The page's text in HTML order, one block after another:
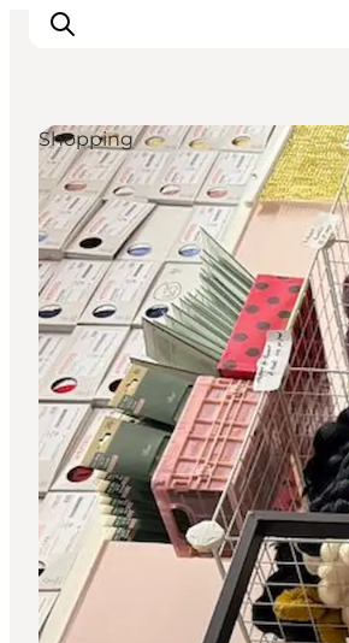
Inspiration
Destinationer
Oplevelser
Overnatning
Planlæg ferien
Shopping